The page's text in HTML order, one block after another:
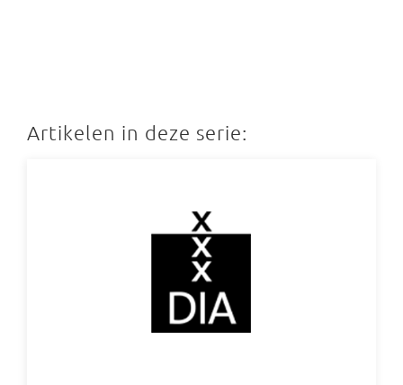
Artikelen in deze serie: